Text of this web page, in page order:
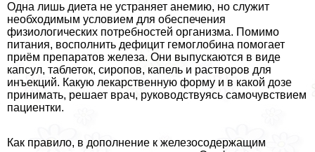
Одна лишь диета не устраняет анемию, но служит
необходимым условием для обеспечения
физиологических потребностей организма. Помимо
питания, восполнить дефицит гемоглобина помогает
приём препаратов железа. Они выпускаются в виде
капсул, таблеток, сиропов, капель и растворов для
инъекций. Какую лекарственную форму и в какой дозе
принимать, решает врач, руководствуясь самочувствием
пациентки.
Как правило, в дополнение к железосодержащим